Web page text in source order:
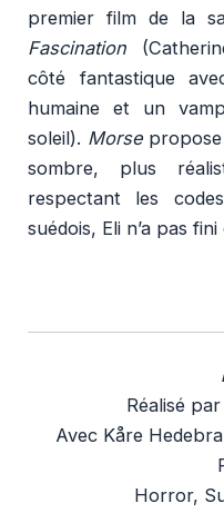
premier film de la
Fascination
côté fantastique
humaine et un
soleil). Morsepropose
sombre, plus
respectant les
suédois, Eli n’a pas
Réalisé
Avec Kåre
Horror,